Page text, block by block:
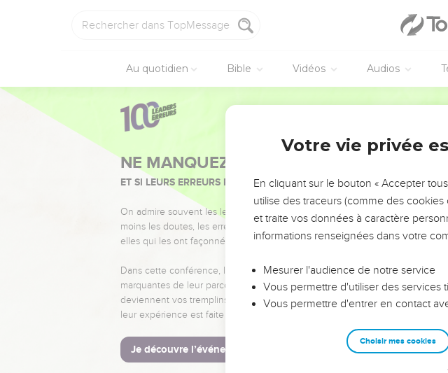
Au quotidien Bible Vidéos Audios
NE MANQUEZ PAS L’ÉVÉNEMENT DE
ET SI LEURS ERREURS POUVAIENT VOUS ÉVITER LES VOTRES ?
On admire souvent les leaders pour leurs réussites, leur impact, leur foi ou
moins les doutes, les erreurs et les saisons difficiles qu'ils ont traversés, alors
elles qui les ont façonnés.
Dans cette conférence, leaders, entrepreneurs, et responsables reviennent
marquantes de leur parcours et les clés pour avancer avec plus de sagesse
deviennent vos tremplins. Que vous guidiez un ministère, une équipe, un
leur expérience est faite pour vous.
Je découvre l’événement
Votre vie privée
En cliquant sur le bouton « Accepter
utilise des traceurs (comme des
et traite vos données à caractère
informations renseignées dans votre
Mesurer l'audience de notre service
Vous permettre d'utiliser des
Vous permettre d'entrer en contact
Choisir mes cookies